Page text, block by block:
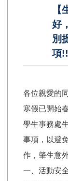
好
別
項!!
各位親愛的
寒假已開始
學生事務處
事項，以避
作，肇生意
一、活動安全